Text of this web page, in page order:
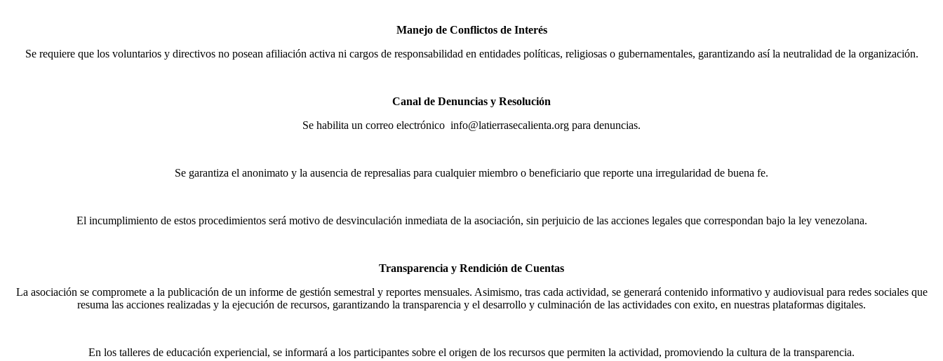
Manejo de Conflictos de Interés
Se requiere que los voluntarios y directivos no posean afiliación activa ni cargos de responsabilidad en entidades políticas, religiosas o gubernamentales, garantizando así la neutralidad de la organización.
Canal de Denuncias y Resolución
Se habilita un correo electrónico info@latierrasecalienta.org para denuncias.
Se garantiza el anonimato y la ausencia de represalias para cualquier miembro o beneficiario que reporte una irregularidad de buena fe.
El incumplimiento de estos procedimientos será motivo de desvinculación inmediata de la asociación, sin perjuicio de las acciones legales que correspondan bajo la ley venezolana.
Transparencia y Rendición de Cuentas
La asociación se compromete a la publicación de un informe de gestión semestral y reportes mensuales. Asimismo, tras cada actividad, se generará contenido informativo y audiovisual para redes sociales que
resuma las acciones realizadas y la ejecución de recursos, garantizando la transparencia y el desarrollo y culminación de las actividades con exito, en nuestras plataformas digitales.
En los talleres de educación experiencial, se informará a los participantes sobre el origen de los recursos que permiten la actividad, promoviendo la cultura de la transparencia.